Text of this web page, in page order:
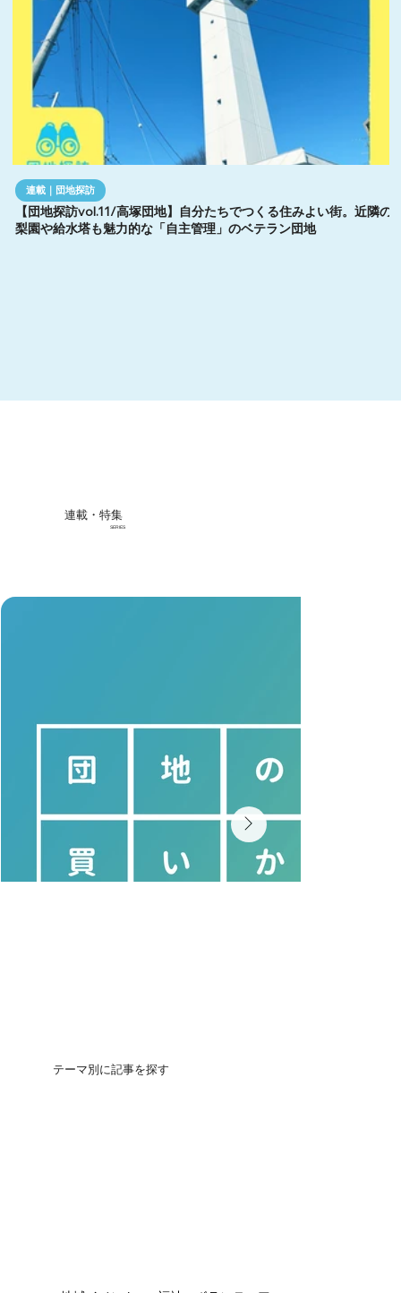
【団地探訪vol.11/高塚団地】自分たちでつくる住みよい街。近隣の
梨園や給水塔も魅力的な「自主管理」のベテラン団地
連載｜団地探訪
連載・特集
SERIES
団地の買いかたテーマ別に記事を探す